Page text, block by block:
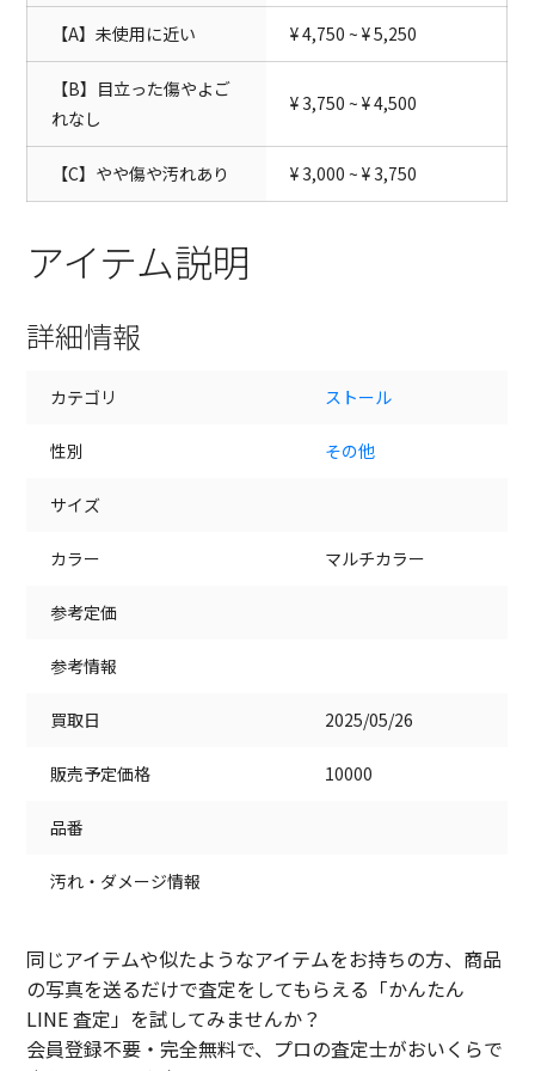
【A】未使用に近い ¥ 4,750 ~ ¥ 5,250
【B】目立った傷やよご
れなし
¥ 3,750 ~ ¥ 4,500
【C】やや傷や汚れあり ¥ 3,000 ~ ¥ 3,750
アイテム説明
詳細情報
カテゴリ ストール
性別 その他
サイズ
カラー マルチカラー
参考定価
参考情報
買取日 2025/05/26
販売予定価格 10000
品番
汚れ・ダメージ情報
同じアイテムや似たようなアイテムをお持ちの方、商品
の写真を送るだけで査定をしてもらえる「かんたん
LINE 査定」を試してみませんか？
会員登録不要・完全無料で、プロの査定士がおいくらで